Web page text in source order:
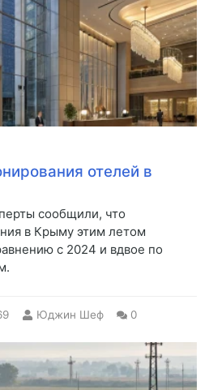
отелей в
сообщили, что
в Крыму этим летом
с 2024 и вдвое по
Юджин Шеф 0